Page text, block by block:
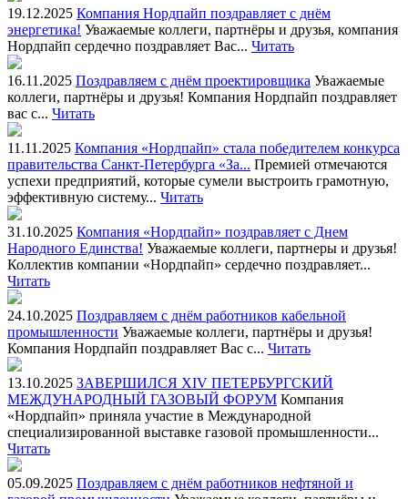
19.12.2025 Компания Нордпайп поздравляет с днём
энергетика! Уважаемые коллеги, партнёры и друзья, компания
Нордпайп сердечно поздравляет Вас... Читать
16.11.2025 Поздравляем с днём проектировщика Уважаемые
коллеги, партнёры и друзья! Компания Нордпайп поздравляет
вас с... Читать
11.11.2025 Компания «Нордпайп» стала победителем конкурса
правительства Санкт-Петербурга «За... Премией отмечаются
успехи предприятий, которые сумели выстроить грамотную,
эффективную систему... Читать
31.10.2025 Компания «Нордпайп» поздравляет с Днем
Народного Единства! Уважаемые коллеги, партнеры и друзья!
Коллектив компании «Нордпайп» сердечно поздравляет...
Читать
24.10.2025 Поздравляем c днём работников кабельной
промышленности Уважаемые коллеги, партнёры и друзья!
Компания Нордпайп поздравляет Вас c... Читать
13.10.2025 ЗАВЕРШИЛСЯ XIV ПЕТЕРБУРГСКИЙ
МЕЖДУНАРОДНЫЙ ГАЗОВЫЙ ФОРУМ Компания
«Нордпайп» приняла участие в Международной
специализированной выставке газовой промышленности...
Читать
05.09.2025 Поздравляем с днём работников нефтяной и